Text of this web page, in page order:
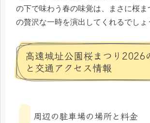
の下で味わう春の味覚は、まさに桜ま
の贅沢な一時を演出してくれるでしょ
高遠城址公園桜まつり2026
と交通アクセス情報
周辺の駐車場の場所と料金